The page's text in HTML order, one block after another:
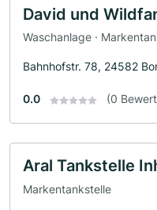
David und
Waschanlage ·
Bahnhofstr. 78, 24582
0.0 (0
Aral Tankstelle
Markentankstelle